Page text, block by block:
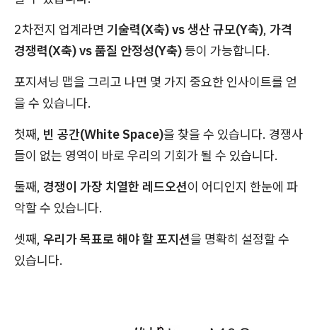
2차전지 업계라면 기술력(X축) vs 생산 규모(Y축), 가격
경쟁력(X축) vs 품질 안정성(Y축)등이 가능합니다.
포지셔닝 맵을 그리고 나면 몇 가지 중요한 인사이트를 얻
을 수 있습니다.
첫째, 빈 공간(White Space)을 찾을 수 있습니다. 경쟁사
들이 없는 영역이 바로 우리의 기회가 될 수 있습니다.
둘째, 경쟁이 가장 치열한 레드오션이 어디인지 한눈에 파
악할 수 있습니다.
셋째, 우리가 목표로 해야 할 포지션을 명확히 설정할 수
있습니다.